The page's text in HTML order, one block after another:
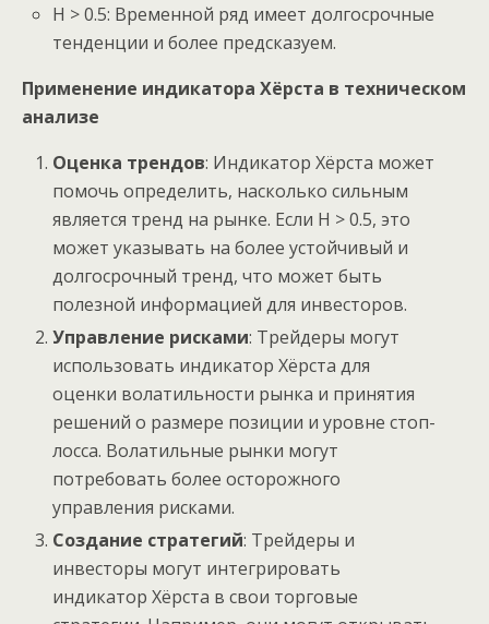
H > 0.5: Временной ряд имеет долгосрочные
тенденции и более предсказуем.
Применение индикатора Хёрста в техническом
анализе
Оценка трендов: Индикатор Хёрста может
помочь определить, насколько сильным
является тренд на рынке. Если H > 0.5, это
может указывать на более устойчивый и
долгосрочный тренд, что может быть
полезной информацией для инвесторов.
Управление рисками: Трейдеры могут
использовать индикатор Хёрста для
оценки волатильности рынка и принятия
решений о размере позиции и уровне стоп-
лосса. Волатильные рынки могут
потребовать более осторожного
управления рисками.
Создание стратегий: Трейдеры и
инвесторы могут интегрировать
индикатор Хёрста в свои торговые